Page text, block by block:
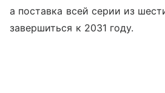
а поставка всей серии из
завершиться к 2031 году.